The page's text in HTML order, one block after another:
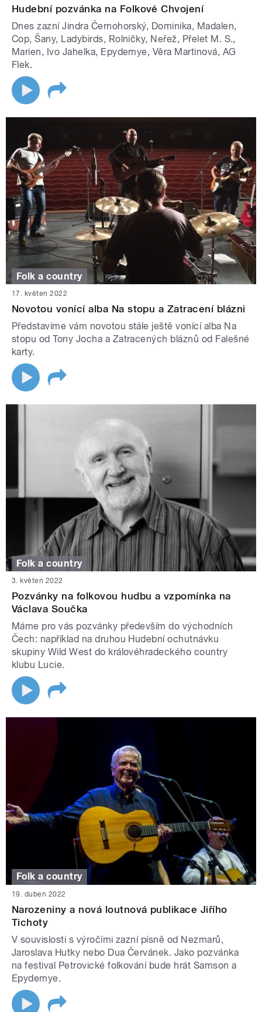
Hudební pozvánka na Folkové Chvojení
Dnes zazní Jindra Černohorský, Dominika, Madalen,
Cop, Šany, Ladybirds, Rolničky, Neřež, Přelet M. S.,
Marien, Ivo Jahelka, Epydemye, Věra Martinová, AG
Flek.
Folk a country
17. květen 2022
Novotou vonící alba Na stopu a Zatracení blázni
Představíme vám novotou stále ještě vonící alba Na
stopu od Tony Jocha a Zatracených bláznů od Falešné
karty.
Folk a country
3. květen 2022
Pozvánky na folkovou hudbu a vzpomínka na
Václava Součka
Máme pro vás pozvánky především do východních
Čech: například na druhou Hudební ochutnávku
skupiny Wild West do královéhradeckého country
klubu Lucie.
Folk a country
19. duben 2022
Narozeniny a nová loutnová publikace Jiřího
Tichoty
V souvislosti s výročími zazní písně od Nezmarů,
Jaroslava Hutky nebo Dua Červánek. Jako pozvánka
na festival Petrovické folkování bude hrát Samson a
Epydemye.